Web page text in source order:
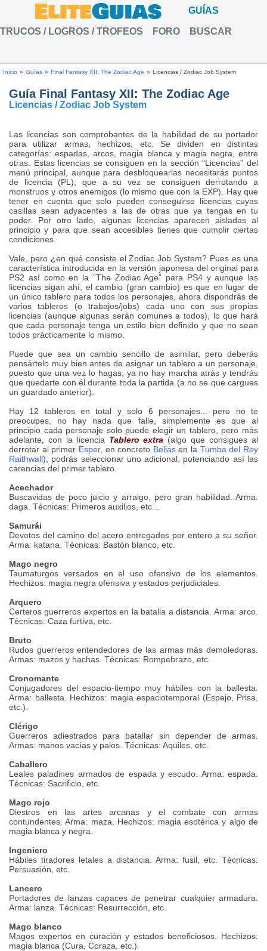
GUÍAS
TRUCOS / LOGROS / TROFEOS FORO BUSCAR
Inicio » Guías » Final Fantasy XII: The Zodiac Age » Licencias / Zodiac Job System
Guía Final Fantasy XII: The Zodiac Age
Licencias / Zodiac Job System
Las licencias son comprobantes de la habilidad de su portador
para utilizar armas, hechizos, etc. Se dividen en distintas
categorías: espadas, arcos, magia blanca y magia negra, entre
otras. Estas licencias se consiguen en la sección “Licencias” del
menú principal, aunque para desbloquearlas necesitarás puntos
de licencia (PL), que a su vez se consiguen derrotando a
monstruos y otros enemigos (lo mismo que con la EXP). Hay que
tener en cuenta que solo pueden conseguirse licencias cuyas
casillas sean adyacentes a las de otras que ya tengas en tu
poder. Por otro lado, algunas licencias aparecen aisladas al
principio y para que sean accesibles tienes que cumplir ciertas
condiciones.
Vale, pero ¿en qué consiste el Zodiac Job System? Pues es una
característica introducida en la versión japonesa del original para
PS2 así como en la “The Zodiac Age” para PS4 y aunque las
licencias sigan ahí, el cambio (gran cambio) es que en lugar de
un único tablero para todos los personajes, ahora dispondrás de
varios tableros (o trabajos/jobs) cada uno con sus propias
licencias (aunque algunas serán comunes a todos), lo que hará
que cada personaje tenga un estilo bien definido y que no sean
todos prácticamente lo mismo.
Puede que sea un cambio sencillo de asimilar, pero deberás
pensártelo muy bien antes de asignar un tablero a un personaje,
puesto que una vez lo hagas, ya no hay marcha atrás y tendrás
que quedarte con él durante toda la partida (a no se que cargues
un guardado anterior).
Hay 12 tableros en total y solo 6 personajes... pero no te
preocupes, no hay nada que falle, simplemente es que al
principio cada personaje solo puede elegir un tablero, pero más
adelante, con la licencia Tablero extra (algo que consigues al
derrotar al primer Esper, en concreto Beliasen la Tumba del Rey
Raithwall), podrás seleccionar uno adicional, potenciando así las
carencias del primer tablero.
Acechador
Buscavidas de poco juicio y arraigo, pero gran habilidad. Arma:
daga. Técnicas: Primeros auxilios, etc...
Samurái
Devotos del camino del acero entregados por entero a su señor.
Arma: katana. Técnicas: Bastón blanco, etc.
Mago negro
Taumaturgos versados en el uso ofensivo de los elementos.
Hechizos: magia negra ofensiva y estados perjudiciales.
Arquero
Certeros guerreros expertos en la batalla a distancia. Arma: arco.
Técnicas: Caza furtiva, etc.
Bruto
Rudos guerreros entendedores de las armas más demoledoras.
Armas: mazos y hachas. Técnicas: Rompebrazo, etc.
Cronomante
Conjugadores del espacio-tiempo muy hábiles con la ballesta.
Arma: ballesta. Hechizos: magia espaciotemporal (Espejo, Prisa,
etc.).
Clérigo
Guerreros adiestrados para batallar sin depender de armas.
Armas: manos vacías y palos. Técnicas: Aquiles, etc.
Caballero
Leales paladines armados de espada y escudo. Arma: espada.
Técnicas: Sacrificio, etc.
Mago rojo
Diestros en las artes arcanas y el combate con armas
contundentes. Arma: maza. Hechizos: magia esotérica y algo de
magia blanca y negra.
Ingeniero
Hábiles tiradores letales a distancia. Arma: fusil, etc. Técnicas:
Persuasión, etc.
Lancero
Portadores de lanzas capaces de penetrar cualquier armadura.
Arma: lanza. Técnicas: Resurrección, etc.
Mago blanco
Magos expertos en curación y estados beneficiosos. Hechizos:
magia blanca (Cura, Coraza, etc.).